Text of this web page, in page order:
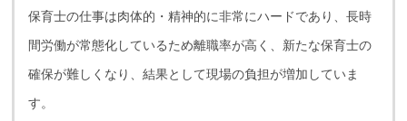
保育士の仕事は肉体的・精神的に非常にハードであり、長時
間労働が常態化しているため離職率が高く、新たな保育士の
確保が難しくなり、結果として現場の負担が増加していま
す。